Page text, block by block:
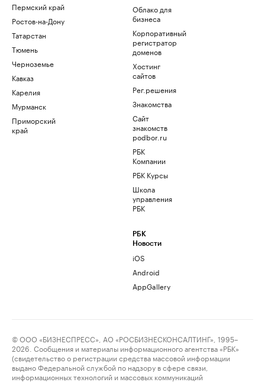
Пермский край
Ростов-на-Дону
Татарстан
Тюмень
Черноземье
Кавказ
Карелия
Мурманск
Приморский
край
Облако для
бизнеса
Корпоративный
регистратор
доменов
Хостинг
сайтов
Рег.решения
Знакомства
Сайт
знакомств
podbor.ru
РБК
Компании
РБК Курсы
Школа
управления
РБК
РБК
Новости
iOS
Android
AppGallery
© ООО «БИЗНЕСПРЕСС», АО «РОСБИЗНЕСКОНСАЛТИНГ», 1995–
2026. Сообщения и материалы информационного агентства «РБК»
(свидетельство о регистрации средства массовой информации
выдано Федеральной службой по надзору в сфере связи,
информационных технологий и массовых коммуникаций